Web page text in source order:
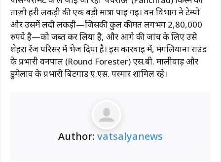
ताज़ी हरी लकड़ी की एक बड़ी मात्रा पाई गई। वन विभाग ने टेम्पो
और उसमें लदी लकड़ी—जिसकी कुल कीमत लगभग 2,80,000
रुपये है—को जब्त कर लिया है, और आगे की जांच के लिए उसे
शेहरा रेंज परिसर में भेज दिया है। इस कार्रवाई में, मंगलियाना राउंड
के प्रभारी वनपाल (Round Forester) एस.बी. मालीवाड़ और
डुमेलाव के प्रभारी बिटगार्ड ए.एस. परमार शामिल रहे।
Author: vatsalyanews